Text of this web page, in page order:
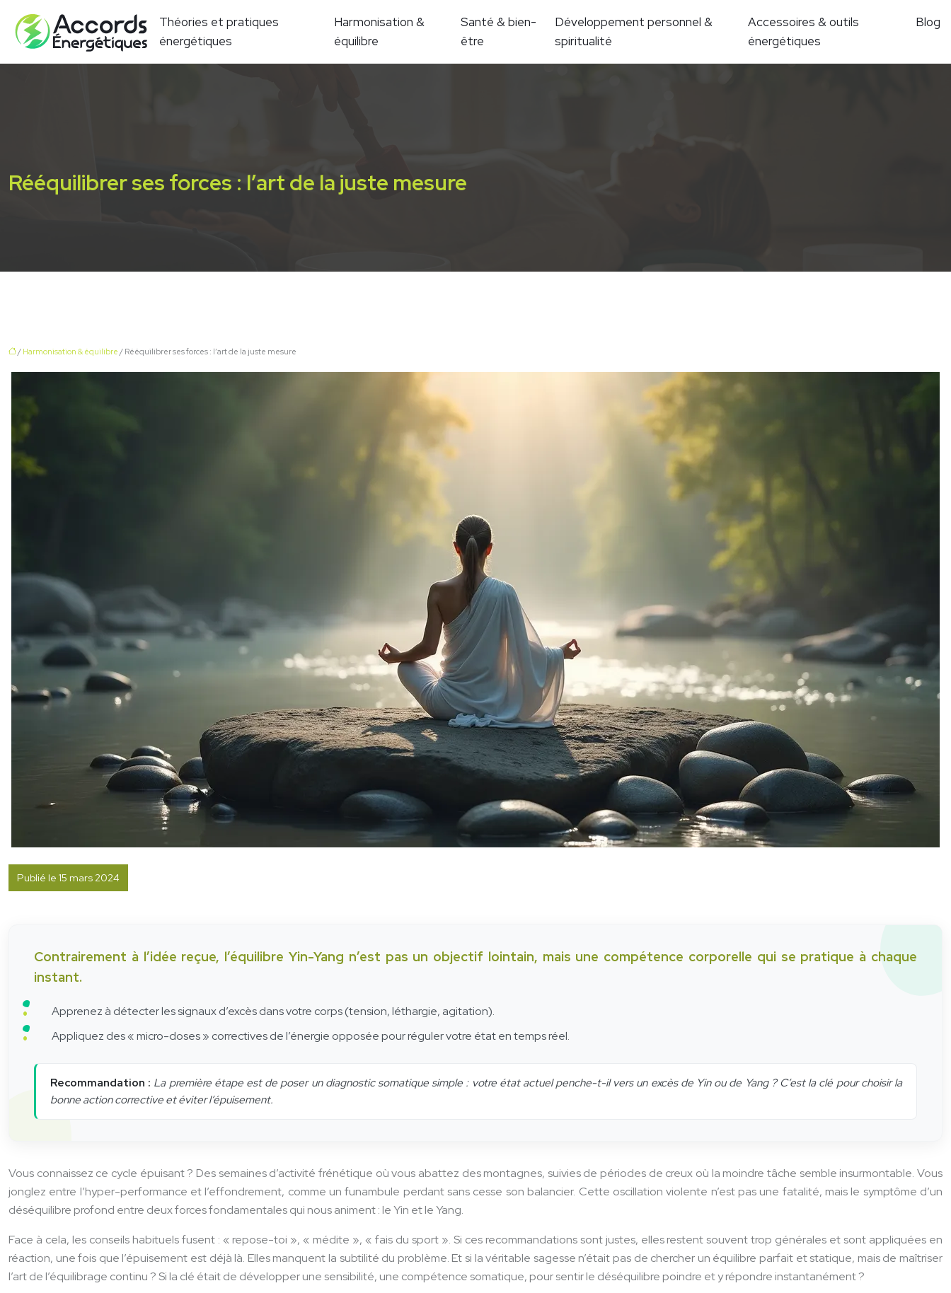
Théories et pratiques
énergétiques
Harmonisation &
équilibre
Santé & bien-
être
Développement personnel &
spiritualité
Accessoires & outils
énergétiques
Blog
Rééquilibrer ses forces : l’art de la juste mesure
/ Harmonisation & équilibre / Rééquilibrer ses forces : l’art de la juste mesure
Publié le 15 mars 2024
Contrairement à l’idée reçue, l’équilibre Yin-Yang n’est pas un objectif lointain, mais une compétence corporelle qui se pratique à chaque
instant.
Apprenez à détecter les signaux d’excès dans votre corps (tension, léthargie, agitation).
Appliquez des « micro-doses » correctives de l’énergie opposée pour réguler votre état en temps réel.
Recommandation : La première étape est de poser un diagnostic somatique simple : votre état actuel penche-t-il vers un excès de Yin ou de Yang ? C’est la clé pour choisir la
bonne action corrective et éviter l’épuisement.
Vous connaissez ce cycle épuisant ? Des semaines d’activité frénétique où vous abattez des montagnes, suivies de périodes de creux où la moindre tâche semble insurmontable. Vous
jonglez entre l’hyper-performance et l’effondrement, comme un funambule perdant sans cesse son balancier. Cette oscillation violente n’est pas une fatalité, mais le symptôme d’un
déséquilibre profond entre deux forces fondamentales qui nous animent : le Yin et le Yang.
Face à cela, les conseils habituels fusent : « repose-toi », « médite », « fais du sport ». Si ces recommandations sont justes, elles restent souvent trop générales et sont appliquées en
réaction, une fois que l’épuisement est déjà là. Elles manquent la subtilité du problème. Et si la véritable sagesse n’était pas de chercher un équilibre parfait et statique, mais de maîtriser
l’art de l’équilibrage continu ? Si la clé était de développer une sensibilité, une compétence somatique, pour sentir le déséquilibre poindre et y répondre instantanément ?